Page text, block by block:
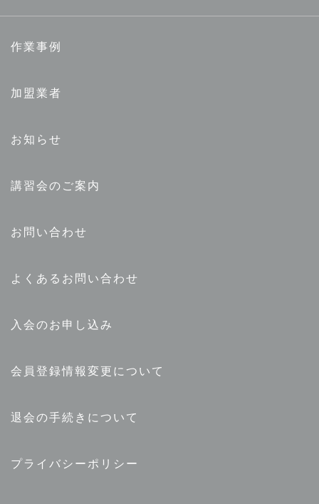
作業事例
加盟業者
お知らせ
講習会のご案内
お問い合わせ
よくあるお問い合わせ
入会のお申し込み
会員登録情報変更について
退会の手続きについて
プライバシーポリシー